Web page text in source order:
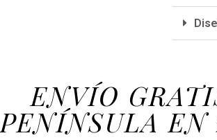
ENVÍO
PENÍNSULA